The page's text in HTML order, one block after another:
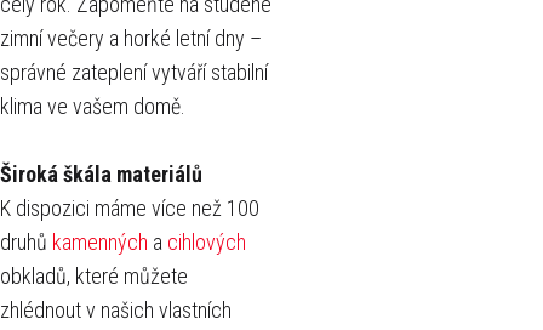
zimní večery a horké letní dny –
správné zateplení vytváří stabilní
klima ve vašem domě.
Široká škála materiálů
K dispozici máme více než 100
druhů kamenných a cihlových
obkladů, které můžete
zhlédnout v našich vlastních